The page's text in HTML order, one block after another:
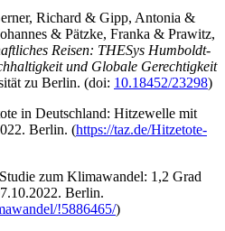
Richard & Gipp, Antonia &
& Pätzke, Franka & Prawitz,
Reisen: THESys Humboldt-
und Globale Gerechtigkeit
zu Berlin. (doi: 10.18452/23298)
in Deutschland: Hitzewelle mit
Berlin. (https://taz.de/Hitzetote-
zum Klimawandel: 1,2 Grad
Berlin.
!5886465/)